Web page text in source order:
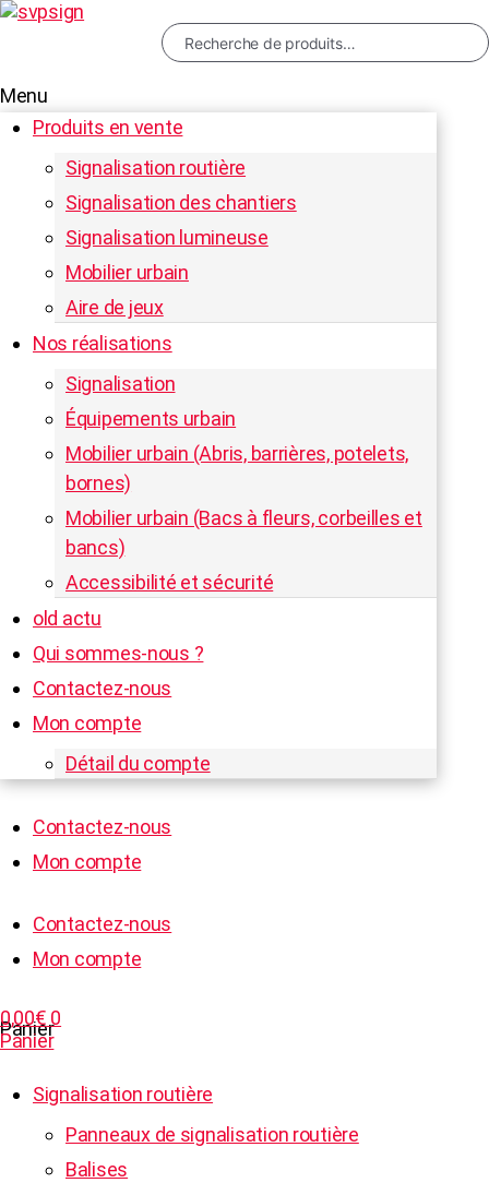
Menu
Produits en vente
Signalisation routière
Signalisation des chantiers
Signalisation lumineuse
Mobilier urbain
Aire de jeux
Nos réalisations
Signalisation
Équipements urbain
Mobilier urbain (Abris, barrières, potelets,
bornes)
Mobilier urbain (Bacs à fleurs, corbeilles et
bancs)
Accessibilité et sécurité
old actu
Qui sommes-nous ?
Contactez-nous
Mon compte
Détail du compte
Contactez-nous
Mon compte
Contactez-nous
Mon compte
Panier
0,00€ 0
Panier
Signalisation routière
Panneaux de signalisation routière
Balises